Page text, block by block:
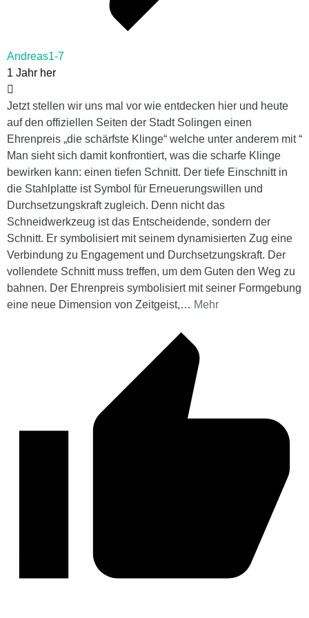
Andreas1-7
1 Jahr her
Jetzt stellen wir uns mal vor wie entdecken hier und heute
auf den offiziellen Seiten der Stadt Solingen einen
Ehrenpreis „die schärfste Klinge“ welche unter anderem mit “
Man sieht sich damit konfrontiert, was die scharfe Klinge
bewirken kann: einen tiefen Schnitt. Der tiefe Einschnitt in
die Stahlplatte ist Symbol für Erneuerungswillen und
Durchsetzungskraft zugleich. Denn nicht das
Schneidwerkzeug ist das Entscheidende, sondern der
Schnitt. Er symbolisiert mit seinem dynamisierten Zug eine
Verbindung zu Engagement und Durchsetzungskraft. Der
vollendete Schnitt muss treffen, um dem Guten den Weg zu
bahnen. Der Ehrenpreis symbolisiert mit seiner Formgebung
eine neue Dimension von Zeitgeist,… Mehr